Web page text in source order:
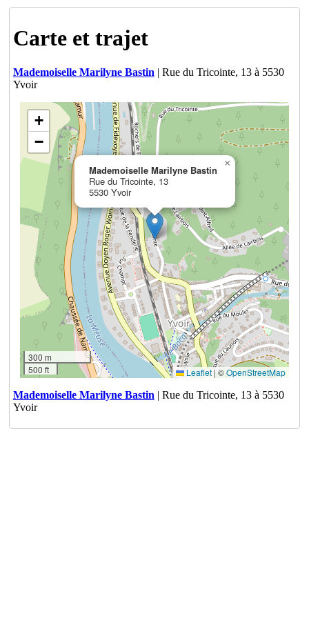
Carte et trajet
Mademoiselle Marilyne Bastin | Rue du Tricointe, 13 à 5530
Yvoir
Mademoiselle Marilyne Bastin
Rue du Tricointe, 13
5530 Yvoir
×
+
−
300 m
500 ft
Leaflet|©OpenStreetMap
Mademoiselle Marilyne Bastin | Rue du Tricointe, 13 à 5530
Yvoir